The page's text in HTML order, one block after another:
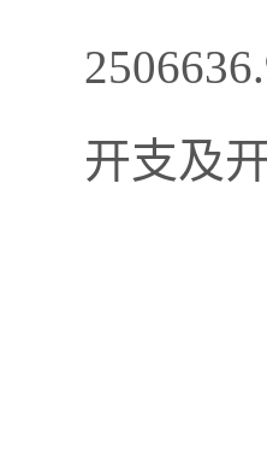
开支及